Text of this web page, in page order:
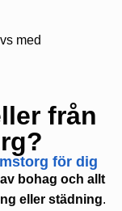
med
från
för dig
bohag och allt
eller städning.